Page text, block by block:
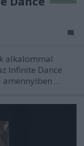
alkalommal
Infinite Dance
amennyiben ...